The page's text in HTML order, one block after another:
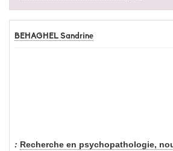
BEHAGHEL Sandrine
Recherche en psychopathologie,